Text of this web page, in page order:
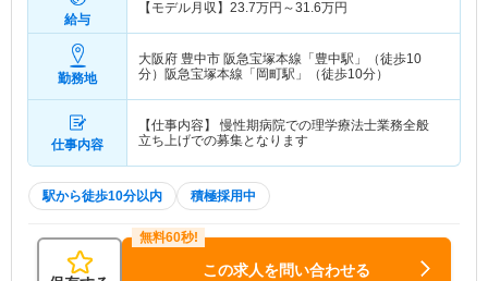
給与
【モデル月収】 23.7万円～31.6万円
勤務地
大阪府 豊中市 阪急宝塚本線「豊中駅」（徒歩10
分）阪急宝塚本線「岡町駅」（徒歩10分）
仕事内容
【仕事内容】 慢性期病院での理学療法士業務全般
立ち上げでの募集となります
駅から徒歩10分以内 積極採用中
この求人を問い合わせる